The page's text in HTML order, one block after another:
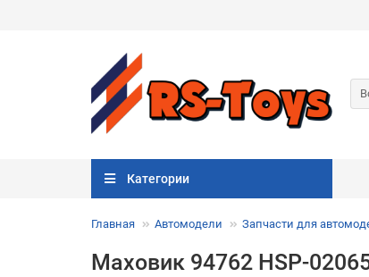
Категории
Главная Автомодели Запчасти для
Маховик 94762 HSP-